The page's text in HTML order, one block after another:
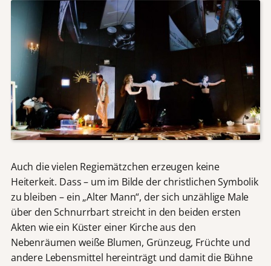
Auch die vielen Regiemätzchen erzeugen keine
Heiterkeit. Dass – um im Bilde der christlichen Symbolik
zu bleiben – ein „Alter Mann“, der sich unzählige Male
über den Schnurrbart streicht in den beiden ersten
Akten wie ein Küster einer Kirche aus den
Nebenräumen weiße Blumen, Grünzeug, Früchte und
andere Lebensmittel hereinträgt und damit die Bühne